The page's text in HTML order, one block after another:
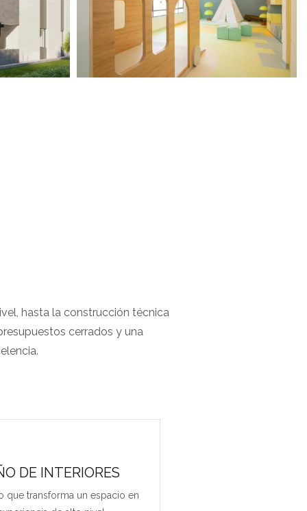
hasta la construcción técnica
cerrados y una
DE INTERIORES
que transforma un espacio en